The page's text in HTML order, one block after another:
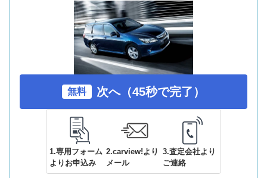
無料 次へ（45秒で完了）
1.専用フォーム
よりお申込み
2.carview!より
メール
3.査定会社より
ご連絡